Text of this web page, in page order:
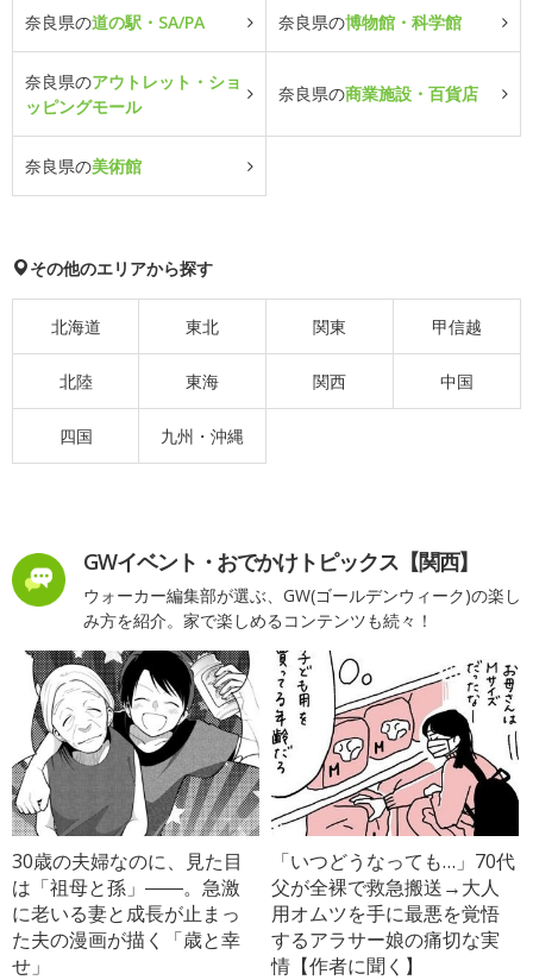
奈良県の道の駅・SA/PA 奈良県の博物館・科学館
奈良県のアウトレット・ショ
ッピングモール
奈良県の商業施設・百貨店
奈良県の美術館
その他のエリアから探す
北海道 東北 関東 甲信越
北陸 東海 関西 中国
四国 九州・沖縄
GWイベント・おでかけトピックス【関西】
ウォーカー編集部が選ぶ、GW(ゴールデンウィーク)の楽し
み方を紹介。家で楽しめるコンテンツも続々！
30歳の夫婦なのに、見た目
は「祖母と孫」――。急激
に老いる妻と成長が止まっ
た夫の漫画が描く「歳と幸
せ」
「いつどうなっても…」70代
父が全裸で救急搬送→大人
用オムツを手に最悪を覚悟
するアラサー娘の痛切な実
情【作者に聞く】